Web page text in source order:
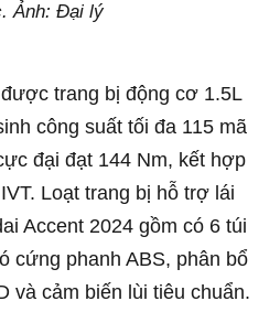
Ảnh: Đại lý
trang bị động cơ 1.5L
công suất tối đa 115 mã
đại đạt 144 Nm, kết hợp
Loạt trang bị hỗ trợ lái
Accent 2024 gồm có 6 túi
cứng phanh ABS, phân bổ
và cảm biến lùi tiêu chuẩn.